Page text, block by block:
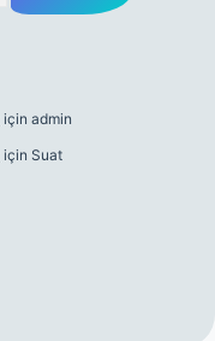
için admin
için Suat